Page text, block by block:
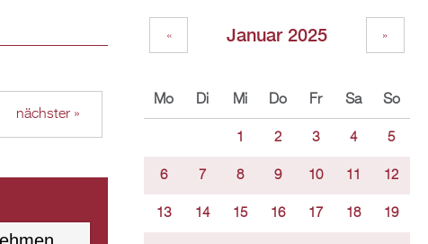
nächster »
Januar 2025
« »
Mo Di Mi Do Fr Sa So
1 2 3 4 5
6 7 8 9 10 11 12
13 14 15 16 17 18 19